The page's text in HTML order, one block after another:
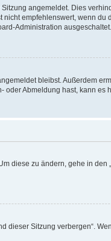
angemeldet. Dies
empfehlenswert, wenn
Administration ausgeschaltet.
bleibst. Außerdem
oder Abmeldung hast, kann es
diese zu ändern, gehe in den
Sitzung verbergen“.